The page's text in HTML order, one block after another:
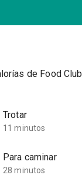
de Food Club
Trotar
11 minutos
Para caminar
28 minutos